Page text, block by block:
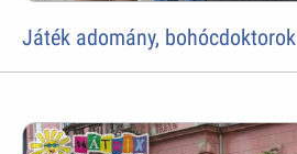
Játék adomány, bohócdoktorok